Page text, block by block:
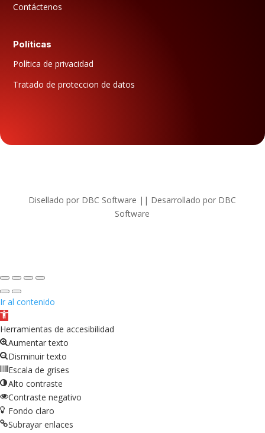
Contáctenos
Políticas
Política de privacidad
Tratado de proteccion de datos
Disellado por DBC Software || Desarrollado por DBC
Software
Ir al contenido
Abrir
barra
de
herramientas
Herramientas de accesibilidad
Aumentar texto
Disminuir texto
Escala de grises
Alto contraste
Contraste negativo
Fondo claro
Subrayar enlaces